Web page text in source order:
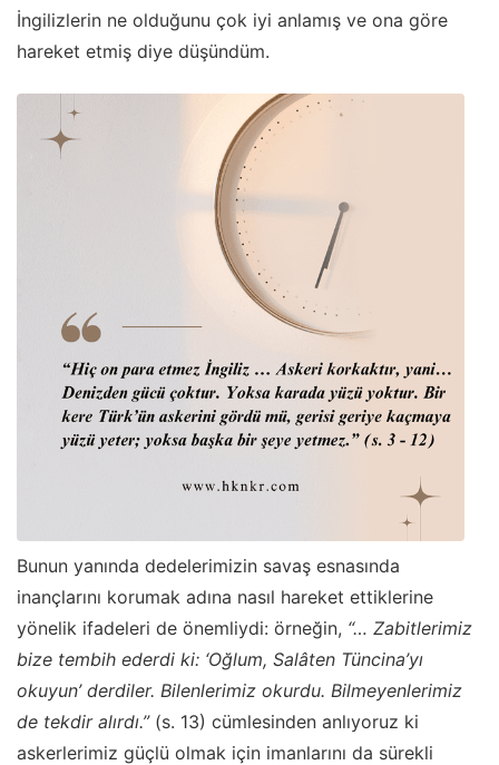
İngilizlerin ne olduğunu çok iyi anlamış ve ona göre
hareket etmiş diye düşündüm.
Bunun yanında dedelerimizin savaş esnasında
inançlarını korumak adına nasıl hareket ettiklerine
yönelik ifadeleri de önemliydi: örneğin, “… Zabitlerimiz
bize tembih ederdi ki: ‘Oğlum, Salâten Tüncina’yı
okuyun’ derdiler. Bilenlerimiz okurdu. Bilmeyenlerimiz
de tekdir alırdı.”(s. 13) cümlesinden anlıyoruz ki
askerlerimiz güçlü olmak için imanlarını da sürekli